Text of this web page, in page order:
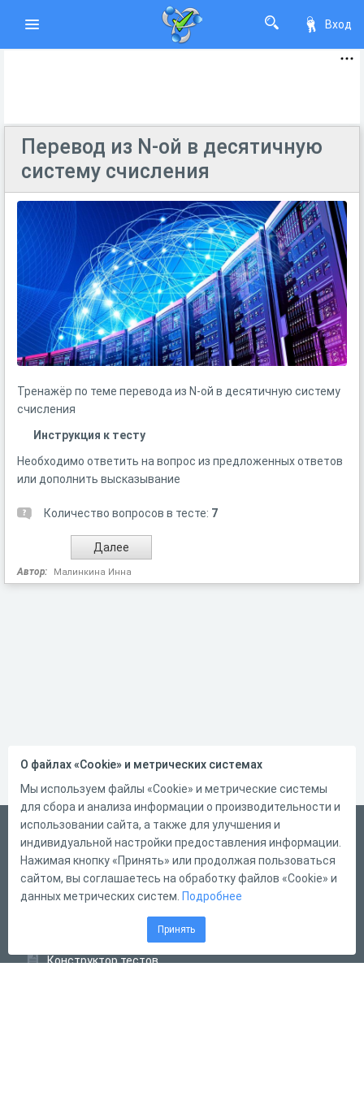
Вход
Перевод из N-ой в десятичную
систему счисления
Тренажёр по теме перевода из N-ой в десятичную систему
счисления
Инструкция к тесту
Необходимо ответить на вопрос из предложенных ответов
или дополнить высказывание
Количество вопросов в тесте: 7
Автор: Малинкина Инна
Русский
Справка
Форма обратной связи
Конструктор тестов
О файлах «Cookie» и метрических системах
Мы используем файлы «Cookie» и метрические системы
для сбора и анализа информации о производительности и
использовании сайта, а также для улучшения и
индивидуальной настройки предоставления информации.
Нажимая кнопку «Принять» или продолжая пользоваться
сайтом, вы соглашаетесь на обработку файлов «Cookie» и
данных метрических систем. Подробнее
Принять